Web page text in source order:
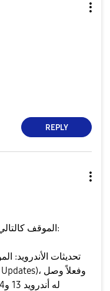
REPLY
يا غالي، بالنسبة للـ Samsung A13، الموقف كالتالي: